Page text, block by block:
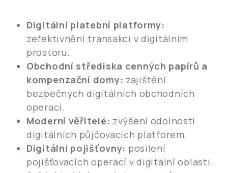
Digitální platební platformy:
zefektivnění transakcí v digitálním
prostoru.
Obchodní střediska cenných papírů a
kompenzační domy: zajištění
bezpečných digitálních obchodních
operací.
Moderní věřitelé: zvýšení odolnosti
digitálních půjčovacích platforem.
Digitální pojišťovny: posílení
pojišťovacích operací v digitální oblasti.